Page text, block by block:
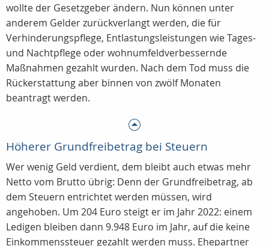
wollte der Gesetzgeber ändern. Nun können unter
anderem Gelder zurückverlangt werden, die für
Verhinderungspflege, Entlastungsleistungen wie Tages-
und Nachtpflege oder wohnumfeldverbessernde
Maßnahmen gezahlt wurden. Nach dem Tod muss die
Rückerstattung aber binnen von zwölf Monaten
beantragt werden.
Höherer Grundfreibetrag bei Steuern
Wer wenig Geld verdient, dem bleibt auch etwas mehr
Netto vom Brutto übrig: Denn der Grundfreibetrag, ab
dem Steuern entrichtet werden müssen, wird
angehoben. Um 204 Euro steigt er im Jahr 2022: einem
Ledigen bleiben dann 9.948 Euro im Jahr, auf die keine
Einkommenssteuer gezahlt werden muss. Ehepartner